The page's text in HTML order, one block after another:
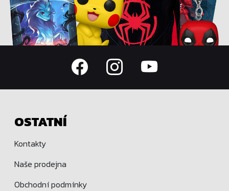
OSTATNÍ
Kontakty
Naše prodejna
Obchodní podmínky